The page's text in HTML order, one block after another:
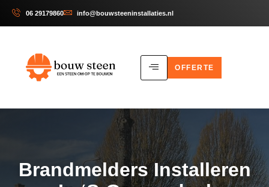
06 29179860 info@bouwsteeninstallaties.nl
OFFERTE
Brandmelders Installeren